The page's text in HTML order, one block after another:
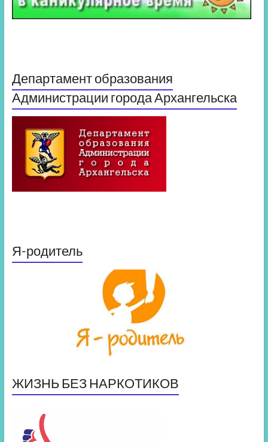
Департамент образования
Администрации города Архангельска
Я-родитель
ЖИЗНЬ БЕЗ НАРКОТИКОВ